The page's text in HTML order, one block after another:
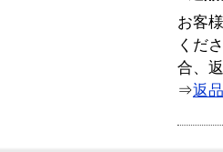
お客
くだ
合、
⇒返